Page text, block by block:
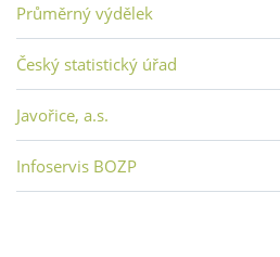
Průměrný výdělek
Český statistický úřad
Javořice, a.s.
Infoservis BOZP